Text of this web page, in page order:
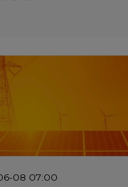
23 16:00